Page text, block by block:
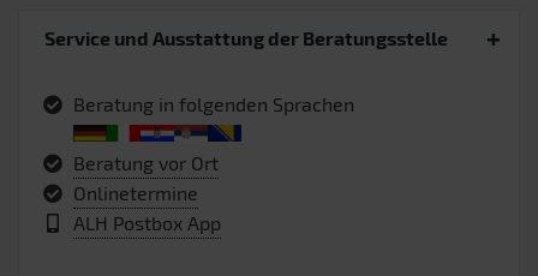
Service und Ausstattung der Beratungsstelle
Beratung in folgenden Sprachen
Beratung vor Ort
Onlinetermine
ALH Postbox App